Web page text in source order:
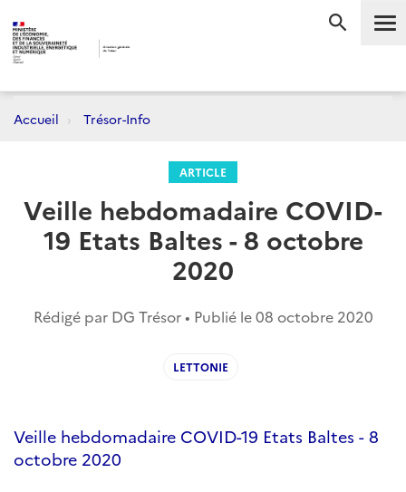
Accueil Trésor-Info
ARTICLE
Veille hebdomadaire COVID-
19 Etats Baltes - 8 octobre
2020
Rédigé par DG Trésor • Publié le08 octobre 2020
LETTONIE
Veille hebdomadaire COVID-19 Etats Baltes - 8
octobre 2020